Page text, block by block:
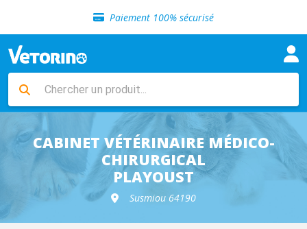
Paiement 100% sécurisé
Livraison gratuite en clinique vétérinaire
Sélection de croquettes vétérinaire
Livraison gratuite en clinique vétérinaire
Retour gratuit en clinique
Sélection de croquettes vétérinaire
CABINET VÉTÉRINAIRE MÉDICO-
CHIRURGICAL
PLAYOUST
Susmiou 64190